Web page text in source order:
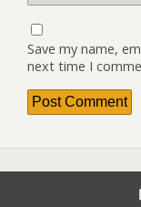
Save my name,
next time I